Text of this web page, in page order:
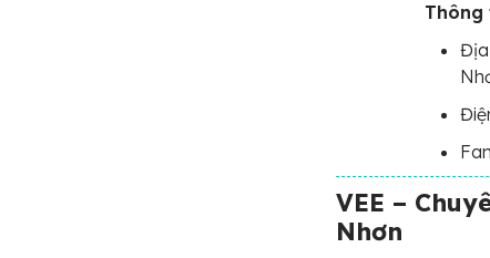
Thông
Địa
VEE –
Nhơn